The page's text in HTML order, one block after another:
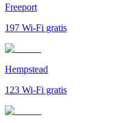
Freeport
197 Wi-Fi gratis
Hempstead
123 Wi-Fi gratis